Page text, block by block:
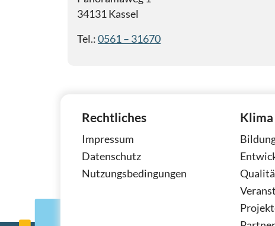
34131 Kassel
Tel.:0561 – 31670
Rechtliches
Impressum
Datenschutz
Nutzungsbedingungen